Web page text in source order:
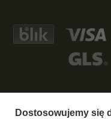
Dostosowujemy się